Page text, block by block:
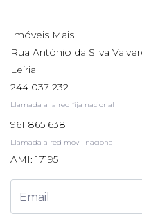
Imóveis Mais
Rua António da Silva
Leiria
244 037 232
Llamada a la red fija nacional
961 865 638
Llamada a red móvil nacional
AMI: 17195